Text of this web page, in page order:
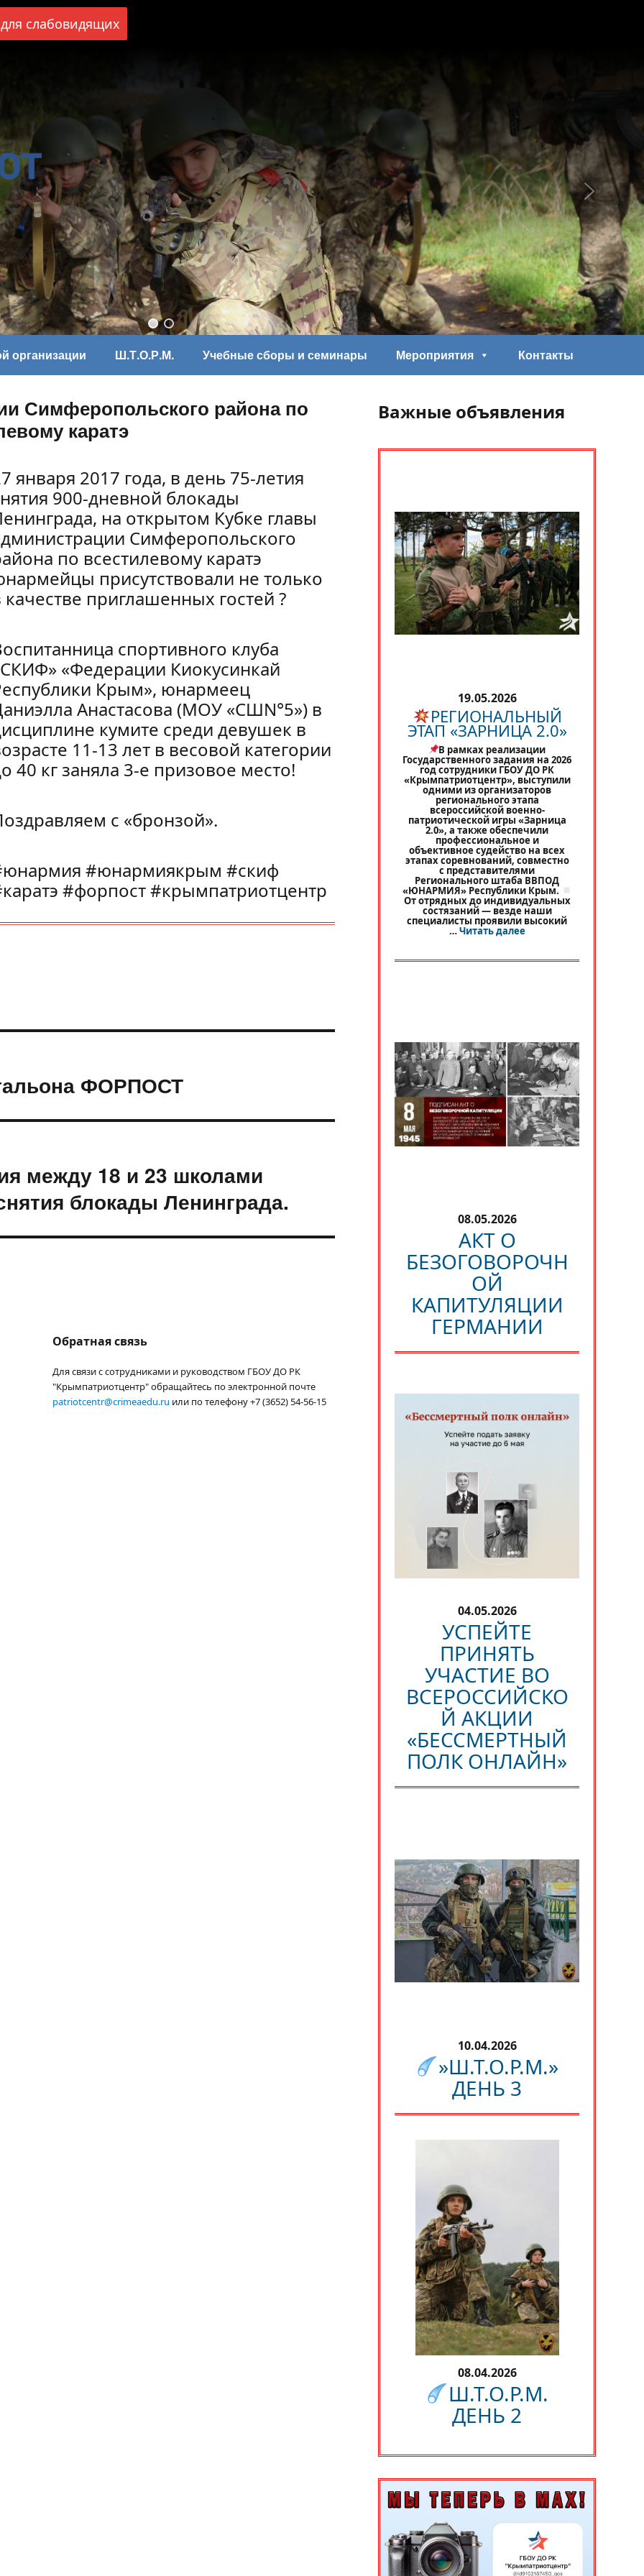
слабовидящих
организации Ш.Т.О.Р.М. Учебные сборы и семинары Мероприятия Контакты
Симферопольского района по
каратэ
января 2017 года, в день 75-летия
900-дневной блокады
на открытом Кубке главы
Симферопольского
по всестилевому каратэ
присутствовали не только
качестве приглашенных гостей ?
спортивного клуба
«Федерации Киокусинкай
Крым», юнармеец
Анастасова (МОУ «СШN°5») в
кумите среди девушек в
11-13 лет в весовой категории
40 кг заняла 3-е призовое место!
с «бронзой».
#юнармиякрым #скиф
#форпост #крымпатриотцентр
ФОРПОСТ
между 18 и 23 школами
блокады Ленинграда.
Обратная связь
Для связи с сотрудниками и руководством ГБОУ ДО РК
"Крымпатриотцентр" обращайтесь по электронной почте
patriotcentr@crimeaedu.ru или по телефону +7 (3652) 54-56-15
Важные объявления
19.05.2026
РЕГИОНАЛЬНЫЙ
ЭТАП «ЗАРНИЦА 2.0»
В рамках реализации
Государственного задания на 2026
год сотрудники ГБОУ ДО РК
«Крымпатриотцентр», выступили
одними из организаторов
регионального этапа
всероссийской военно-
патриотической игры «Зарница
2.0», а также обеспечили
профессиональное и
объективное судейство на всех
этапах соревнований, совместно
с представителями
Регионального штаба ВВПОД
«ЮНАРМИЯ» Республики Крым.
От отрядных до индивидуальных
состязаний — везде наши
специалисты проявили высокий
…Читать далее«
08.05.2026
АКТ О
БЕЗОГОВОРОЧН
ОЙ
КАПИТУЛЯЦИИ
ГЕРМАНИИ
04.05.2026
УСПЕЙТЕ
ПРИНЯТЬ
УЧАСТИЕ ВО
ВСЕРОССИЙСКО
Й АКЦИИ
«БЕССМЕРТНЫЙ
ПОЛК ОНЛАЙН»
10.04.2026
»Ш.Т.О.Р.М.»
ДЕНЬ 3
08.04.2026
Ш.Т.О.Р.М.
ДЕНЬ 2